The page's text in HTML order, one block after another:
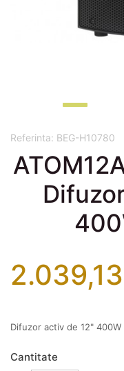
Referinta: BEG-H10780
Difuzor activ de 12" 400W
Cantitate